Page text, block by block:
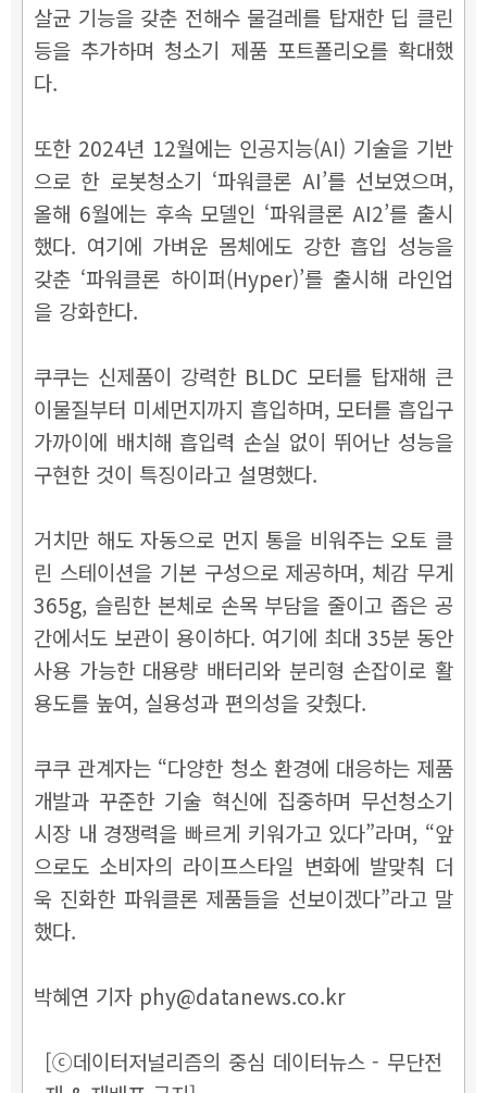
살균 기능을 갖춘 전해수 물걸레를 탑재한 딥 클린
등을 추가하며 청소기 제품 포트폴리오를 확대했
다.
또한 2024년 12월에는 인공지능(AI) 기술을 기반
으로 한 로봇청소기 ‘파워클론 AI’를 선보였으며,
올해 6월에는 후속 모델인 ‘파워클론 AI2’를 출시
했다. 여기에 가벼운 몸체에도 강한 흡입 성능을
갖춘 ‘파워클론 하이퍼(Hyper)’를 출시해 라인업
을 강화한다.
쿠쿠는 신제품이 강력한 BLDC 모터를 탑재해 큰
이물질부터 미세먼지까지 흡입하며, 모터를 흡입구
가까이에 배치해 흡입력 손실 없이 뛰어난 성능을
구현한 것이 특징이라고 설명했다.
거치만 해도 자동으로 먼지 통을 비워주는 오토 클
린 스테이션을 기본 구성으로 제공하며, 체감 무게
365g, 슬림한 본체로 손목 부담을 줄이고 좁은 공
간에서도 보관이 용이하다. 여기에 최대 35분 동안
사용 가능한 대용량 배터리와 분리형 손잡이로 활
용도를 높여, 실용성과 편의성을 갖췄다.
쿠쿠 관계자는 “다양한 청소 환경에 대응하는 제품
개발과 꾸준한 기술 혁신에 집중하며 무선청소기
시장 내 경쟁력을 빠르게 키워가고 있다”라며, “앞
으로도 소비자의 라이프스타일 변화에 발맞춰 더
욱 진화한 파워클론 제품들을 선보이겠다”라고 말
했다.
박혜연 기자 phy@datanews.co.kr
[ⓒ데이터저널리즘의 중심 데이터뉴스 - 무단전